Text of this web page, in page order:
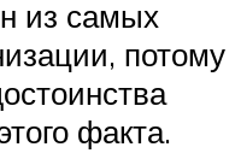
из самых
потому
факта.